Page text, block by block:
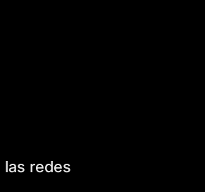
las redes